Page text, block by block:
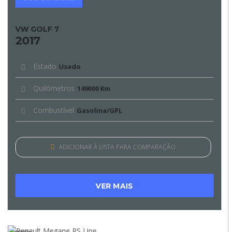
VW GOLF 7
2017
Estado Usado
Quilómetros 149000 Km
Combustível Gasolina/GPL
ADICIONAR À LISTA PARA COMPARAÇÃO
VER MAIS